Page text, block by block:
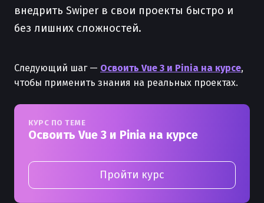
внедрить Swiper в свои проекты быстро и
без лишних сложностей.
Следующий шаг — Освоить Vue 3 и Pinia на курсе,
чтобы применить знания на реальных проектах.
КУРС ПО ТЕМЕ
Освоить Vue 3 и Pinia на курсе
Пройти курс